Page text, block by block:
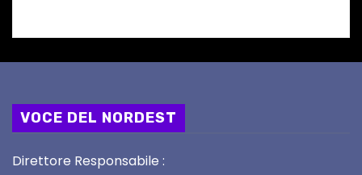
VOCE DEL NORDEST
Direttore Responsabile :